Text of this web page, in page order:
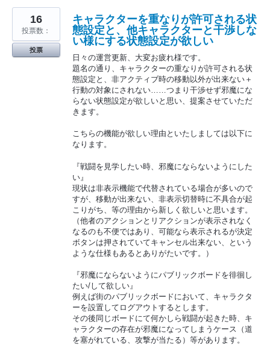
キャラクターを重なりが許可される状
態設定と、他キャラクターと干渉しな
い様にする状態設定が欲しい
日々の運営更新、大変お疲れ様です。
題名の通り、キャラクターの重なりが許可される状
態設定と、非アクティブ時の移動以外が出来ない＋
行動の対象にされない……つまり干渉せず邪魔にな
らない状態設定が欲しいと思い、提案させていただ
きます。
こちらの機能が欲しい理由といたしましては以下に
なります。
『戦闘を見学したい時、邪魔にならないようにした
い』
現状は非表示機能で代替されている場合が多いので
すが、移動が出来ない、非表示切替時に不具合が起
こりがち、等の理由から新しく欲しいと思います。
（他者のアクションとリアクションが表示されなく
なるのも不便ではあり、可能なら表示されるが決定
ボタンは押されていてキャンセル出来ない、という
ような仕様もあるとありがたいです。）
『邪魔にならないようにパブリックボードを徘徊し
たい/して欲しい』
例えば街のパブリックボードにおいて、キャラクタ
ーを設置してログアウトするとします。
その後同じボードにて何かしら戦闘が起きた時、キ
ャラクターの存在が邪魔になってしまうケース（道
を塞がれている、攻撃が当たる）等があります。
16
投票数：
投票